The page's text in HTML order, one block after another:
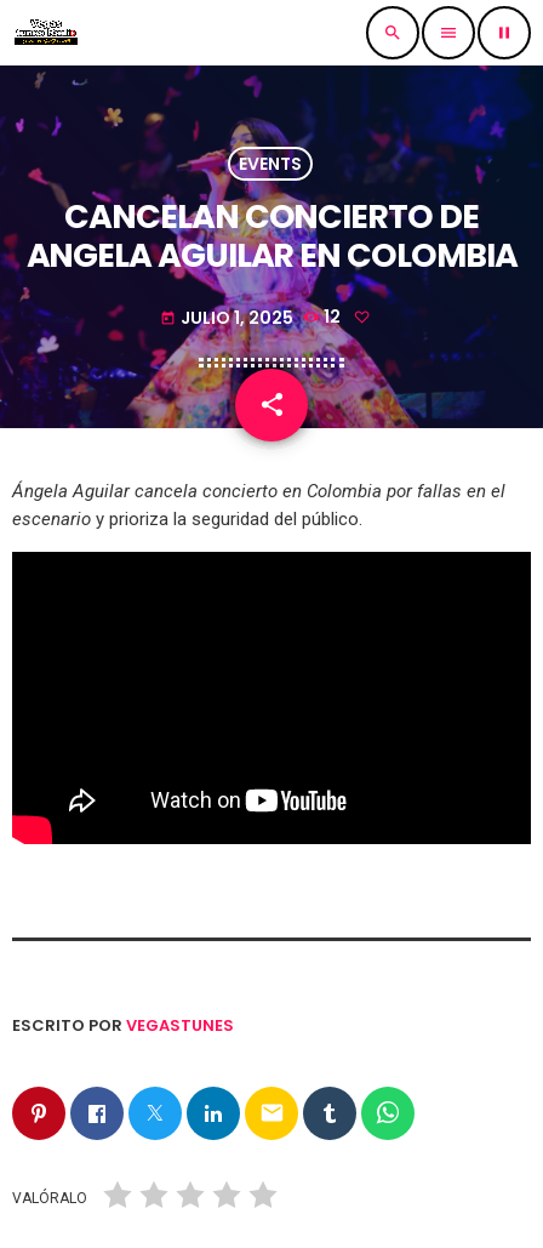
search menu pause
EVENTS
CANCELAN CONCIERTO DE
ANGELA AGUILAR EN COLOMBIA
today JULIO 1, 2025 12
share
email
Ángela Aguilar cancela concierto en Colombia por fallas en el
escenario y prioriza la seguridad del público.
ESCRITO POR VEGASTUNES
email
VALÓRALO